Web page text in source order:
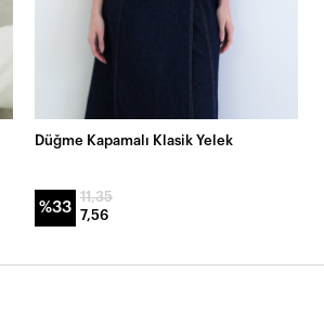
Düğme Kapamalı Klasik Yelek
%33
11,35
7,56